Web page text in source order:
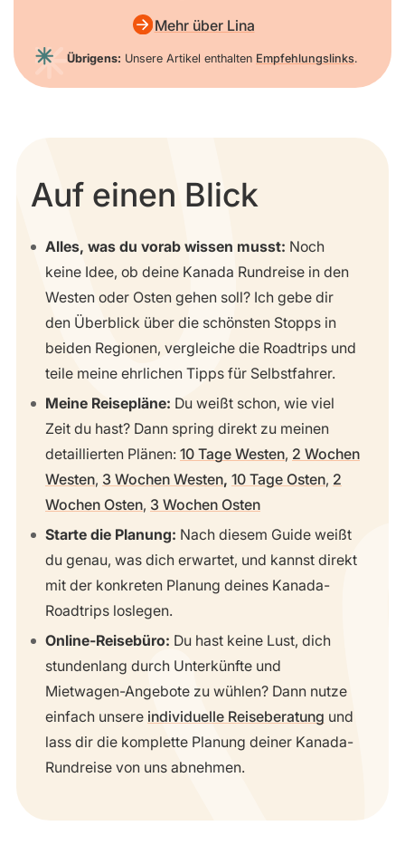
Mehr über Lina
Übrigens: Unsere Artikel enthalten Empfehlungslinks.
Auf einen Blick
Alles, was du vorab wissen musst: Noch
keine Idee, ob deine Kanada Rundreise in den
Westen oder Osten gehen soll? Ich gebe dir
den Überblick über die schönsten Stopps in
beiden Regionen, vergleiche die Roadtrips und
teile meine ehrlichen Tipps für Selbstfahrer.
Meine Reisepläne: Du weißt schon, wie viel
Zeit du hast? Dann spring direkt zu meinen
detaillierten Plänen: 10 Tage Westen, 2 Wochen
Westen, 3 Wochen Westen, 10 Tage Osten, 2
Wochen Osten, 3 Wochen Osten
Starte die Planung: Nach diesem Guide weißt
du genau, was dich erwartet, und kannst direkt
mit der konkreten Planung deines Kanada-
Roadtrips loslegen.
Online-Reisebüro: Du hast keine Lust, dich
stundenlang durch Unterkünfte und
Mietwagen-Angebote zu wühlen? Dann nutze
einfach unsere individuelle Reiseberatung und
lass dir die komplette Planung deiner Kanada-
Rundreise von uns abnehmen.